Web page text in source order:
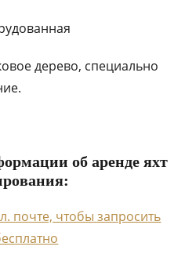
дерево, специально
об аренде яхт
почте, чтобы запросить